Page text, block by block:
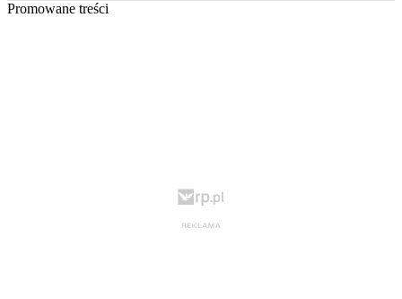
Promowane treści